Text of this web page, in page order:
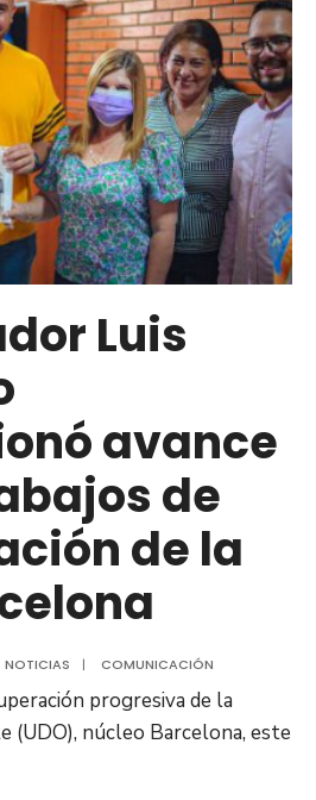
Luis
avance
de
de la
NOTICIAS | COMUNICACIÓN
progresiva de la
(UDO), núcleo Barcelona, este